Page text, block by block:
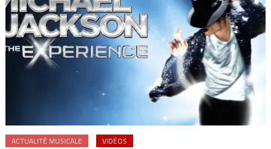
ACTUALITÉ MUSICALE VIDÉOS